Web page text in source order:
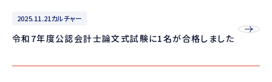
2025.11.21カルチャー
令和7年度公認会計士論文式試験に1名が合格しました